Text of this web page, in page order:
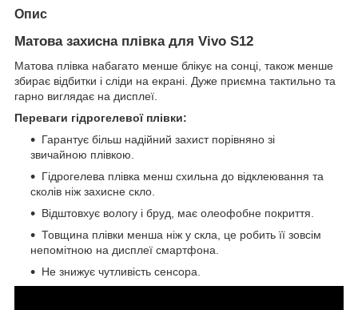
Опис
Матова захисна плівка для Vivo S12
Матова плівка набагато менше блікує на сонці, також менше
збирає відбитки і сліди на екрані. Дуже приємна тактильно та
гарно виглядає на дисплеї.
Переваги гідрогелевої плівки:
Гарантує більш надійний захист порівняно зі
звичайною плівкою.
Гідрогелева плівка менш схильна до відклеювання та
сколів ніж захисне скло.
Відштовхує вологу і бруд, має олеофобне покриття.
Товщина плівки менша ніж у скла, це робить її зовсім
непомітною на дисплеї смартфона.
Не знижує чутливість сенсора.